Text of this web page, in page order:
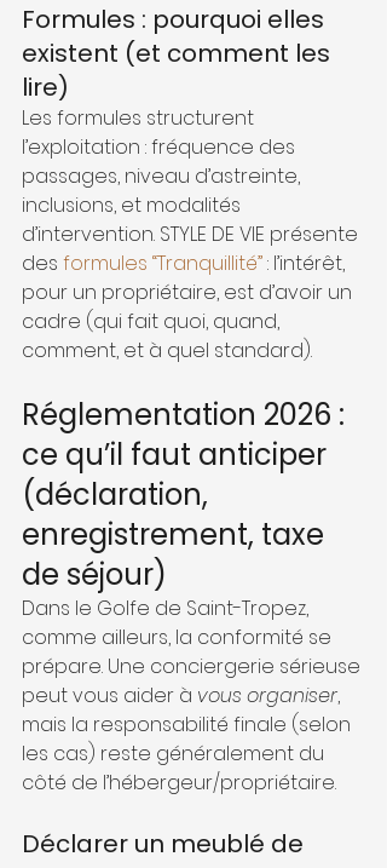
Formules : pourquoi elles
existent (et comment les
lire)
Les formules structurent
l’exploitation : fréquence des
passages, niveau d’astreinte,
inclusions, et modalités
d’intervention. STYLE DE VIE présente
des formules “Tranquillité” : l’intérêt,
pour un propriétaire, est d’avoir un
cadre (qui fait quoi, quand,
comment, et à quel standard).
Réglementation 2026 :
ce qu’il faut anticiper
(déclaration,
enregistrement, taxe
de séjour)
Dans le Golfe de Saint-Tropez,
comme ailleurs, la conformité se
prépare. Une conciergerie sérieuse
peut vous aider à vous organiser,
mais la responsabilité finale (selon
les cas) reste généralement du
côté de l’hébergeur/propriétaire.
Déclarer un meublé de